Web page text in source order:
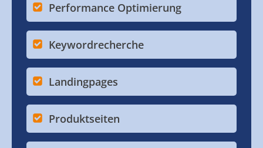
Performance Optimierung
Keywordrecherche
Landingpages
Produktseiten